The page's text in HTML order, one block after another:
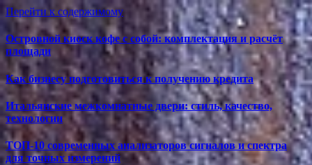
Перейти к содержимому
Островной киоск кофе с собой: комплектация и расчёт
площади
Как бизнесу подготовиться к получению кредита
Итальянские межкомнатные двери: стиль, качество,
технологии
ТОП-10 современных анализаторов сигналов и спектра
для точных измерений